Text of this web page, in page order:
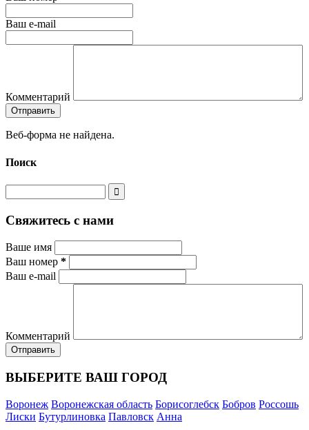
Ваш e-mail
Комментарий
Веб-форма не найдена.
Поиск
Свяжитесь с нами
Ваше имя
Ваш номер *
Ваш e-mail
Комментарий
ВЫБЕРИТЕ ВАШ ГОРОД
Воронеж Воронежская область Борисоглебск Бобров Россошь
Лиски Бутурлиновка Павловск Анна